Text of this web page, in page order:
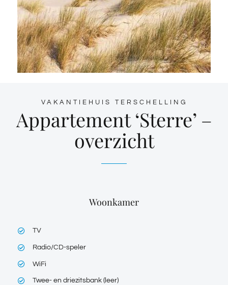
VAKANTIEHUIS TERSCHELLING
Appartement ‘Sterre’ –
overzicht
Woonkamer
TV
Radio/CD-speler
WiFi
Twee- en driezitsbank (leer)